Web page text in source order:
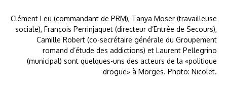
Clément Leu (commandant de PRM), Tanya Moser (travailleuse
sociale), François Perrinjaquet (directeur d’Entrée de Secours),
Camille Robert (co-secrétaire générale du Groupement
romand d’étude des addictions) et Laurent Pellegrino
(municipal) sont quelques-uns des acteurs de la «politique
drogue» à Morges. Photo: Nicolet.